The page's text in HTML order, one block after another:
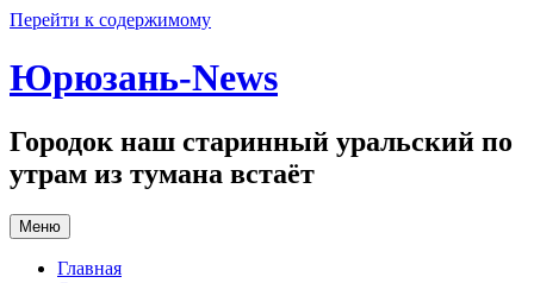
Перейти к содержимому
Юрюзань-News
Городок наш старинный уральский по
утрам из тумана встаёт
Меню
Главная